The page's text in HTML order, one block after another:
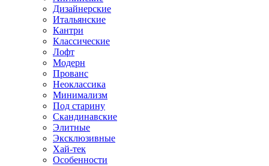
Дизайнерские
Итальянские
Кантри
Классические
Лофт
Модерн
Прованс
Неоклассика
Минимализм
Под старину
Скандинавские
Элитные
Эксклюзивные
Хай-тек
Особенности